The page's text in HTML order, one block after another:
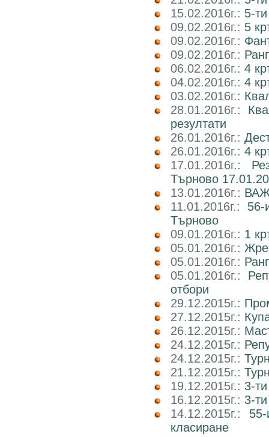
15.02.2016г.: 5-
09.02.2016г.: 5
09.02.2016г.:
09.02.2016г.:
06.02.2016г.: 4
04.02.2016г.: 4
03.02.2016г.:
28.01.2016г.:
резултати
26.01.2016г.:
26.01.2016г.: 4
17.01.2016г.:
Търново
13.01.2016г.:
11.01.2016г.: 56-
Търново
09.01.2016г.: 1
05.01.2016г.:
05.01.2016г.:
05.01.2016г.:
отбори
29.12.2015г.:
27.12.2015г.:
26.12.2015г.:
24.12.2015г.:
24.12.2015г.:
21.12.2015г.:
19.12.2015г.: 3-
16.12.2015г.: 3-
14.12.2015г.:
класиране